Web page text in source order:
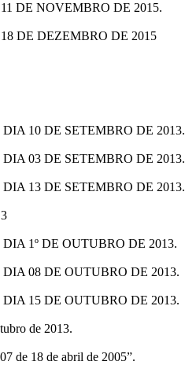
DE NOVEMBRO DE 2015.
DE DEZEMBRO DE 2015
10 DE SETEMBRO DE 2013.
03 DE SETEMBRO DE 2013.
13 DE SETEMBRO DE 2013.
1º DE OUTUBRO DE 2013.
08 DE OUTUBRO DE 2013.
15 DE OUTUBRO DE 2013.
de 2013.
de 18 de abril de 2005”.